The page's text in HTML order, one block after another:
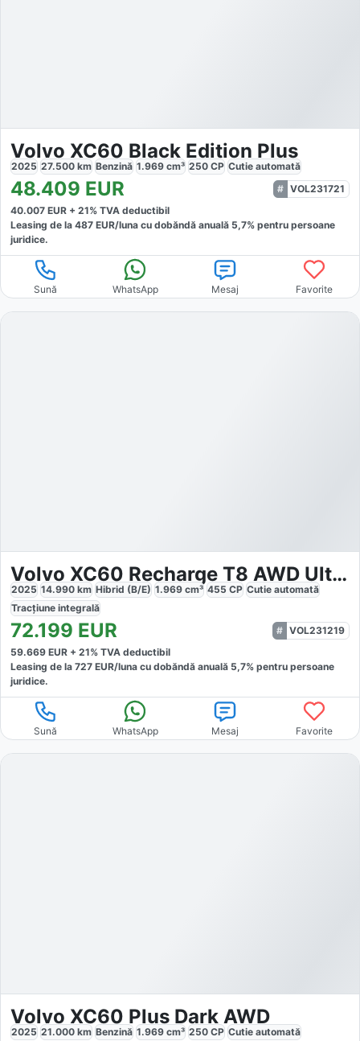
Volvo XC60 Black Edition Plus
2025 27.500 km Benzină 1.969 cm³ 250 CP Cutie automată
48.409 EUR
VOL231721
40.007 EUR + 21% TVA deductibil
Leasing de la 487 EUR/luna cu dobăndă anuală 5,7% pentru persoane
juridice.
Sună WhatsApp Mesaj Favorite
Volvo XC60 Recharge T8 AWD Ultimate
2025 14.990 km Hibrid (B/E) 1.969 cm³ 455 CP Cutie automată
Tracțiune integrală
72.199 EUR
VOL231219
59.669 EUR + 21% TVA deductibil
Leasing de la 727 EUR/luna cu dobăndă anuală 5,7% pentru persoane
juridice.
Sună WhatsApp Mesaj Favorite
Volvo XC60 Plus Dark AWD
2025 21.000 km Benzină 1.969 cm³ 250 CP Cutie automată